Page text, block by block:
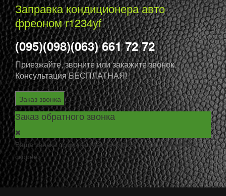
Заправка кондиционера авто
фреоном r1234yf
(095)(098)(063) 661 72 72
Приезжайте, звоните или закажите звонок.
Консультация БЕСПЛАТНАЯ!
Заказ звонка
Заказ обратного звонка
Ваша заявка принята. Мы свяжемся с Вами как можно
скорее.